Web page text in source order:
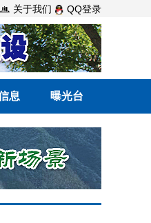
 关于我们 QQ登录
息 曝光台